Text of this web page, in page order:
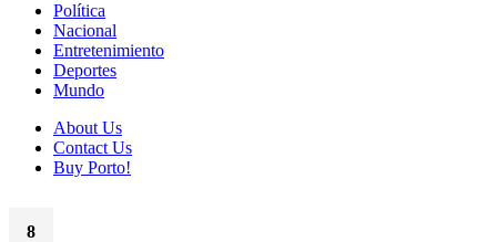
Política
Nacional
Entretenimiento
Deportes
Mundo
About Us
Contact Us
Buy Porto!
8